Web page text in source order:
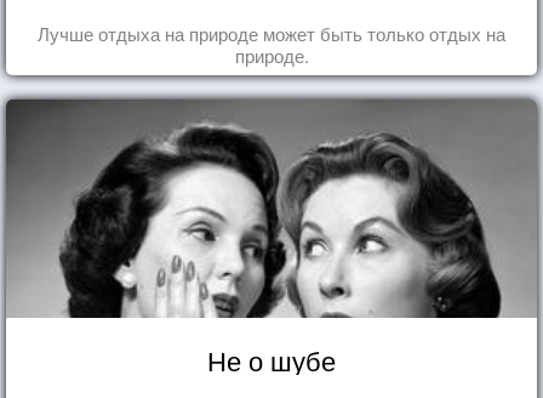
Лучше отдыха на природе может быть только отдых на
природе.
Не о шубе